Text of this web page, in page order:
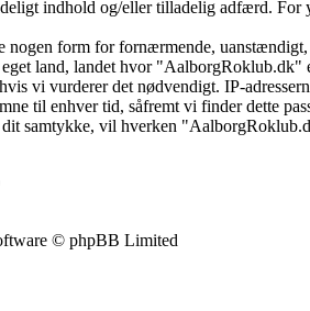
indhold og/eller tilladelig adfærd. For
form for fornærmende, uanstændigt,
land, landet hvor "AalborgRoklub.dk"
vi vurderer det nødvendigt. IP-
til enhver tid, såfremt vi finder dette
samtykke, vil hverken
© phpBB Limited